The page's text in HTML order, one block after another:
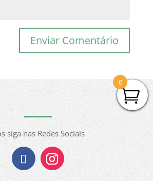
siga nas Redes Sociais
0